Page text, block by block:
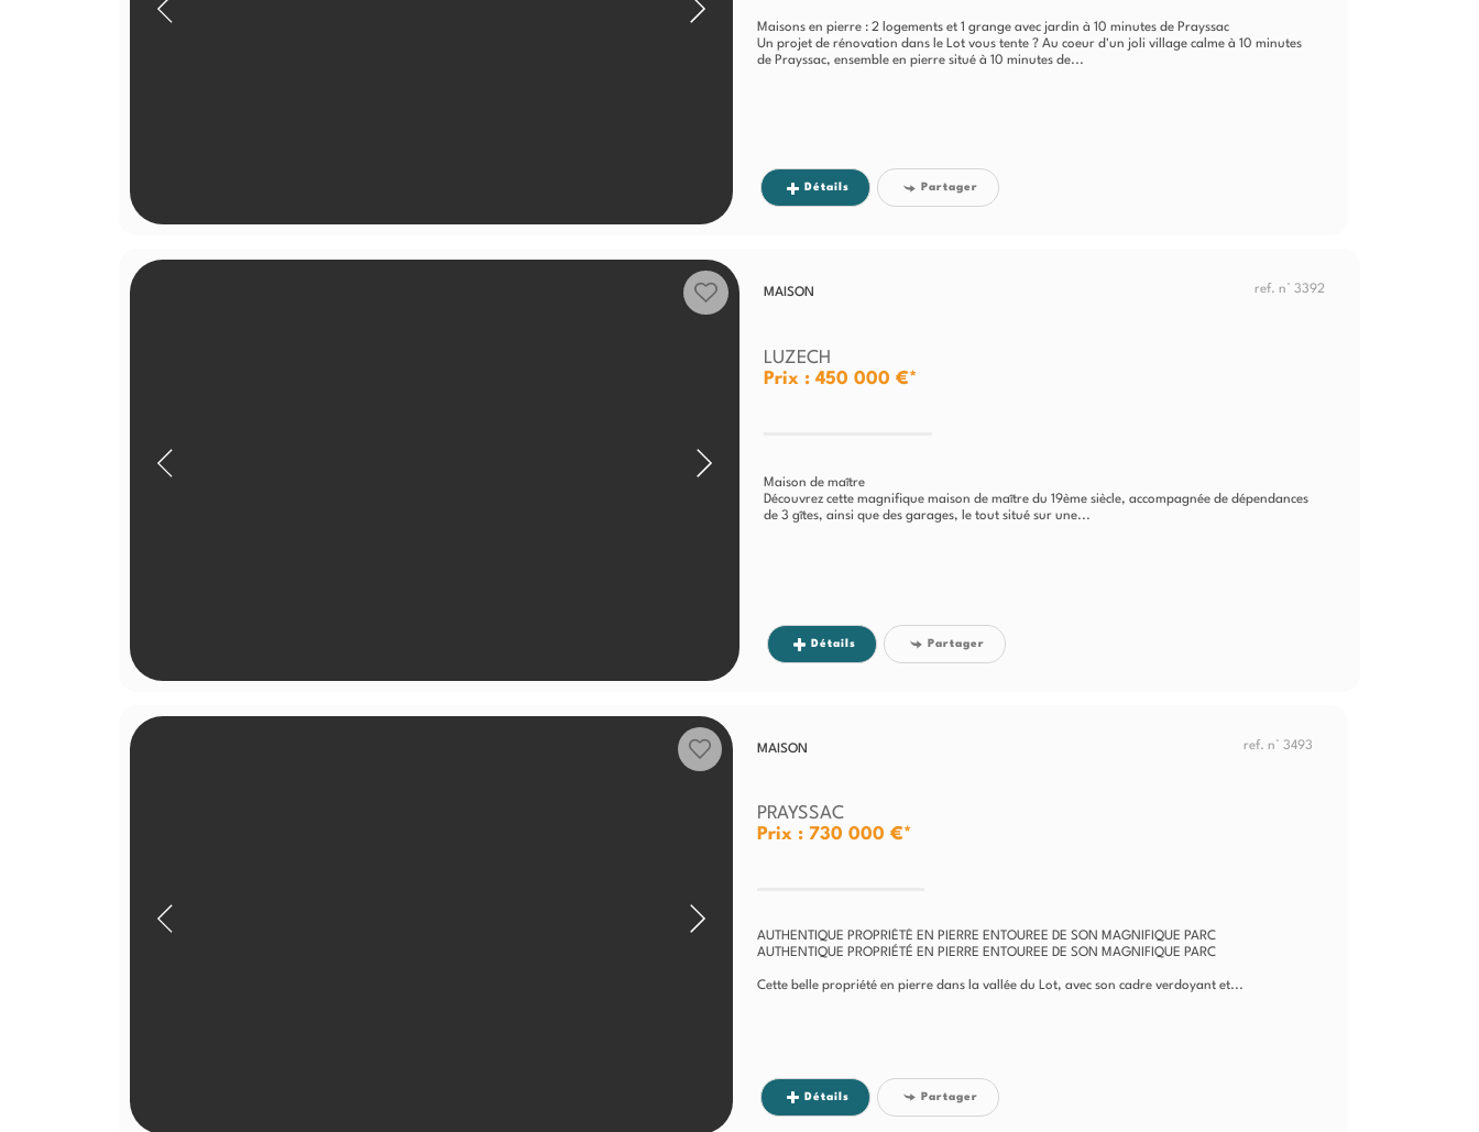
Maisons en pierre : 2 logements et 1 grange avec jardin à 10 minutes de Prayssac
Un projet de rénovation dans le Lot vous tente ? Au coeur d'un joli village calme à 10 minutes
de Prayssac, ensemble en pierre situé à 10 minutes de...
Détails Partager
MAISON ref. n° 3392
LUZECH
Prix : 450 000 €*
Maison de maître
Découvrez cette magnifique maison de maître du 19ème siècle, accompagnée de dépendances
de 3 gîtes, ainsi que des garages, le tout situé sur une...
Détails Partager
MAISON ref. n° 3493
PRAYSSAC
Prix : 730 000 €*
AUTHENTIQUE PROPRIÉTÉ EN PIERRE ENTOUREE DE SON MAGNIFIQUE PARC
AUTHENTIQUE PROPRIÉTÉ EN PIERRE ENTOUREE DE SON MAGNIFIQUE PARC
Cette belle propriété en pierre dans la vallée du Lot, avec son cadre verdoyant et...
Détails Partager